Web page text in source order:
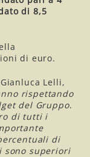
di 8,5
di euro.
Lelli,
rispettando
del Gruppo.
di tutti i
di
sono superiori